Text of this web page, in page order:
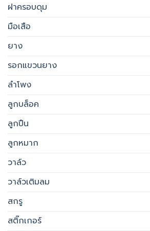
ฝาครอบดุม
มือเสือ
ยาง
รอกแขวนยาง
ลำโพง
ลูกบล็อค
ลูกปืน
ลูกหมาก
วาล์ว
วาล์วเติมลม
สกรู
สติ๊กเกอร์